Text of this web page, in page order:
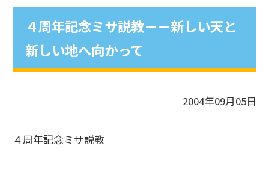
４周年記念ミサ説教－－新しい天と
新しい地へ向かって
2004年09月05日
４周年記念ミサ説教